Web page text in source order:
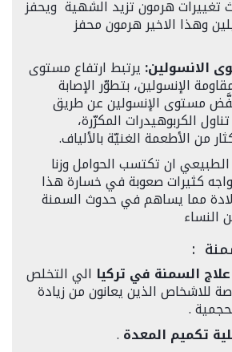
تغييرات هرمون تزيد الشهية ويحفز
وهذا الاخير هرمون محفز
الانسولين: يرتبط ارتفاع مستوى
الإنسولين، بتطوّر الإصابة
مستوى الإنسولين عن طريق
الكربوهيدرات المكرّرة،
من الأطعمة الغنيّة بالألياف.
ان تكتسب الحوامل وزنا
كثيرات صعوبة في خسارة هذا
مما يساهم في حدوث السمنة
النساء
:
علاج السمنة في تركيا الي التخلص
للاشخاص الذين يعانون من زيادة
.
تكميم المعدة .